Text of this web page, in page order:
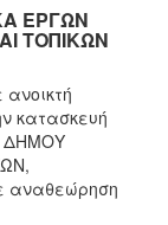
ΕΡΓΩΝ
ΤΟΠΙΚΩΝ
κατασκευή
ΔΗΜΟΥ
αναθεώρηση